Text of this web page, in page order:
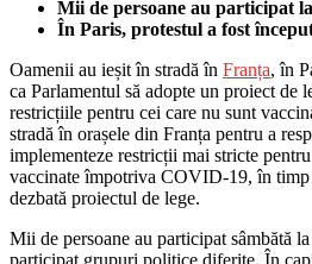
Mii de persoane au participat
În Paris, protestul a fost
Oamenii au ieșit în stradă în Franța, în
ca Parlamentul să adopte un proiect de
restricțiile pentru cei care nu sunt
stradă în orașele din Franța pentru a
implementeze restricții mai stricte
vaccinate împotriva COVID-19, în timp
dezbată proiectul de lege.
Mii de persoane au participat sâmbătă
participat grupuri politice diferite. În